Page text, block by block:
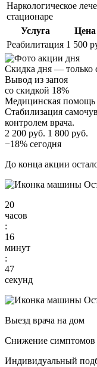
Наркологическое
стационаре
Услуга Цена
Реабилитация 1 500
Скидка дня — только
Вывод из запоя
со скидкой 18%
Медицинская помощь
Стабилизация
контролем врача.
2 200 руб. 1 800 руб.
−18% сегодня
До конца акции
20
часов
:
16
минут
:
46
секунд
Выезд врача на дом
Снижение симптомов
Индивидуальный